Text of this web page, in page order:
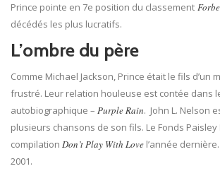
Prince pointe en 7e position du classement
décédés les plus lucratifs.
L’ombre du père
Comme Michael Jackson, Prince était le fils d’un
frustré. Leur relation houleuse est contée dans
autobiographique – Purple Rain. John L. Nelson
plusieurs chansons de son fils. Le Fonds
compilation Don’t Play With Love l’année
2001.